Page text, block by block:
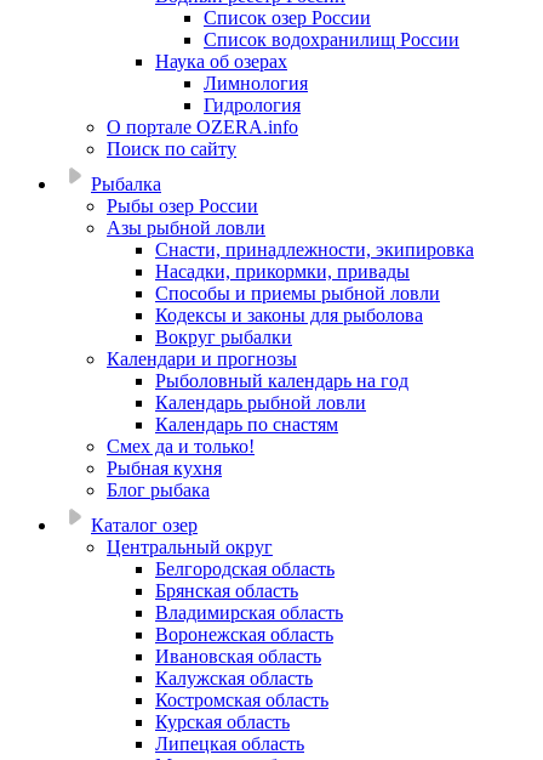
Список озер России
Список водохранилищ России
Наука об озерах
Лимнология
Гидрология
О портале OZERA.info
Поиск по сайту
Рыбалка
Рыбы озер России
Азы рыбной ловли
Снасти, принадлежности, экипировка
Насадки, прикормки, привады
Способы и приемы рыбной ловли
Кодексы и законы для рыболова
Вокруг рыбалки
Календари и прогнозы
Рыболовный календарь на год
Календарь рыбной ловли
Календарь по снастям
Смех да и только!
Рыбная кухня
Блог рыбака
Каталог озер
Центральный округ
Белгородская область
Брянская область
Владимирская область
Воронежская область
Ивановская область
Калужская область
Костромская область
Курская область
Липецкая область